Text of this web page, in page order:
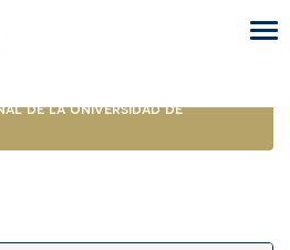
de la Universidad de